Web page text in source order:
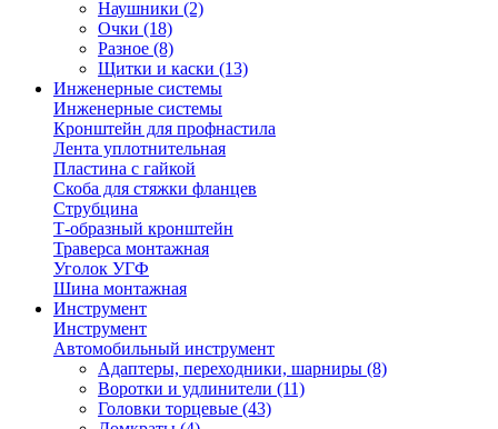
Наушники (2)
Очки (18)
Разное (8)
Щитки и каски (13)
Инженерные системы
Инженерные системы
Кронштейн для профнастила
Лента уплотнительная
Пластина с гайкой
Скоба для стяжки фланцев
Струбцина
Т-образный кронштейн
Траверса монтажная
Уголок УГФ
Шина монтажная
Инструмент
Инструмент
Автомобильный инструмент
Адаптеры, переходники, шарниры (8)
Воротки и удлинители (11)
Головки торцевые (43)